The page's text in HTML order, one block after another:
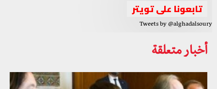
تابعونا على تويتر
Tweets by @alghadalsoury
أخبار متعلقة